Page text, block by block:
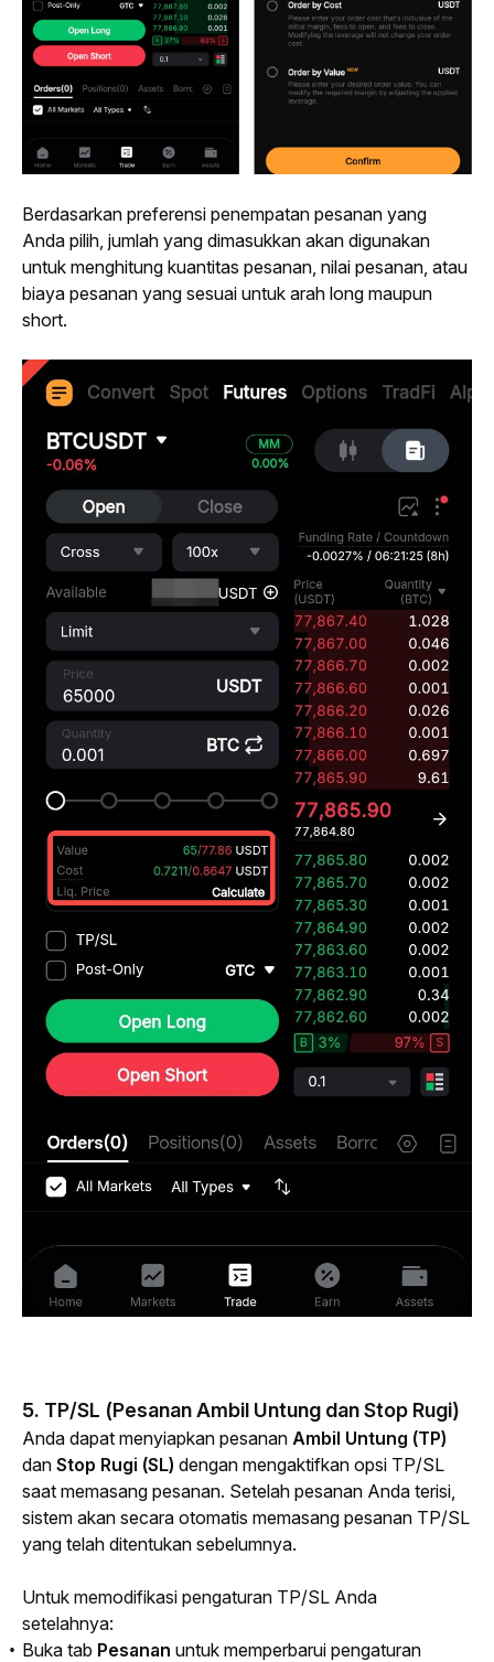
Berdasarkan preferensi penempatan pesanan yang
Anda pilih, jumlah yang dimasukkan akan digunakan
untuk menghitung kuantitas pesanan, nilai pesanan, atau
biaya pesanan yang sesuai untuk arah long
short.
5. TP/SL (Pesanan Ambil Untung dan Stop Rugi)
Anda dapat menyiapkan pesanan Ambil Untung (TP)
dan Stop Rugi (SL) dengan mengaktifkan opsi TP/SL
saat memasang pesanan. Setelah pesanan Anda terisi,
sistem akan secara otomatis memasang pesanan TP/SL
yang telah ditentukan sebelumnya.
Untuk memodifikasi pengaturan TP/SL Anda
setelahnya:
Buka tab Pesanan untuk memperbarui pengaturan